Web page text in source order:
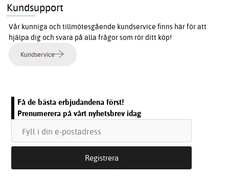
Kundsupport
Vår kunniga och tillmötesgående kundservice finns här för att
hjälpa dig och svara på alla frågor som rör ditt köp!
Kundservice
Få de bästa erbjudandena först!
Prenumerera på vårt nyhetsbrev idag